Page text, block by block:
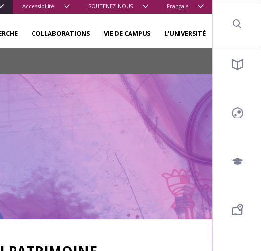
Accessibilité SOUTENEZ-NOUS Français
COLLABORATIONS VIE DE CAMPUS L'UNIVERSITÉ